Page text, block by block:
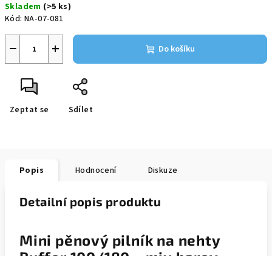
Skladem (>5 ks)
Kód: NA-07-081
+
− Do košíku
Zeptat se Sdílet
Popis Hodnocení Diskuze
Detailní popis produktu
Mini pěnový pilník na nehty